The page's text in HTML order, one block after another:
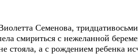
Семенова,
смириться с нежеланной
стояла, а с рождением ребенка